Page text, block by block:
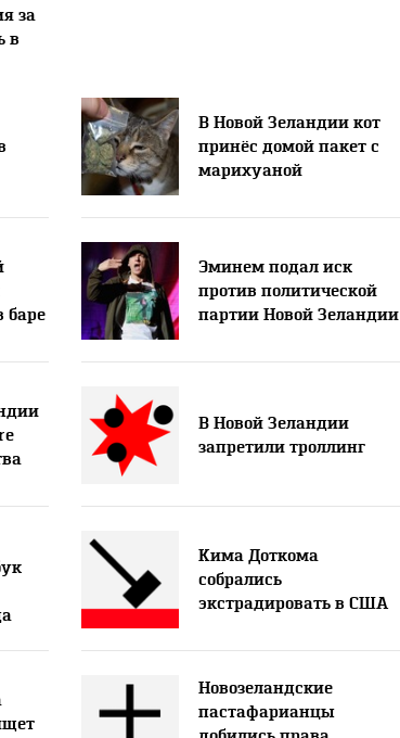
за
в
баре
В Новой Зеландии кот
принёс домой пакет с
марихуаной
Эминем подал иск
против политической
партии Новой Зеландии
В Новой Зеландии
запретили троллинг
Кима Доткома
собрались
экстрадировать в США
Новозеландские
пастафарианцы